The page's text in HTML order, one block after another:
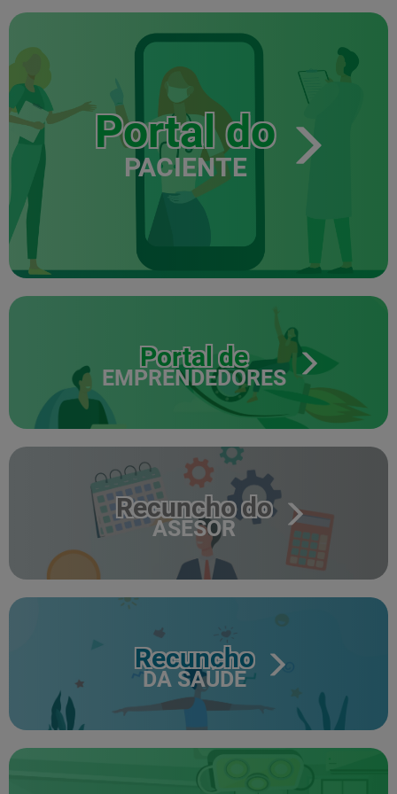
Portal do
PACIENTE
Portal de
EMPRENDEDORES
Recuncho do
ASESOR
Recuncho
DA SAÚDE